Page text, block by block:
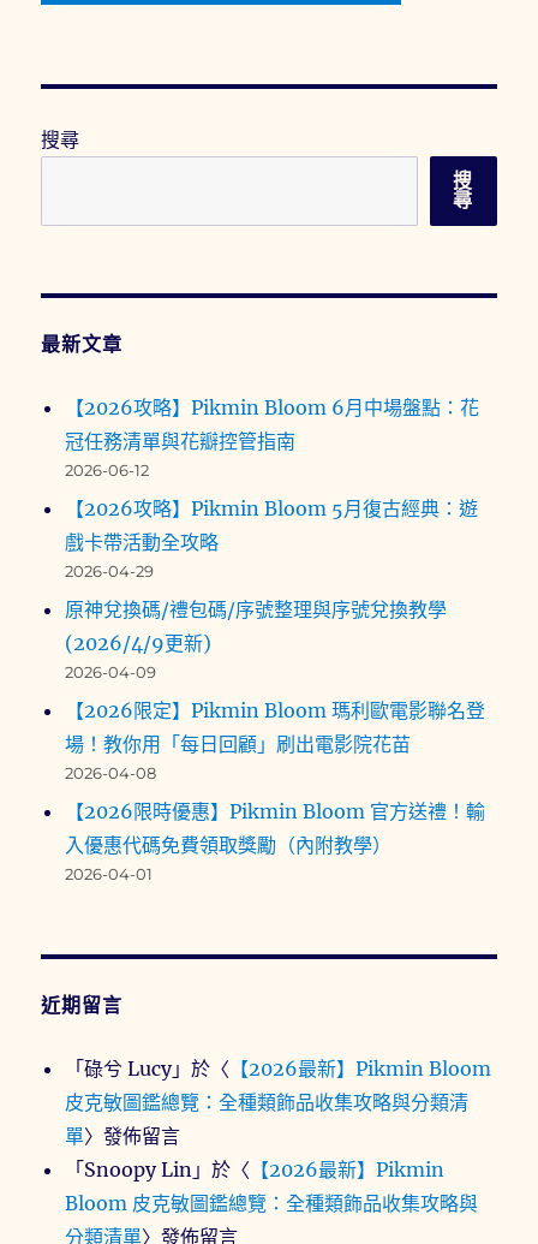
搜尋
搜
尋
最新文章
【2026攻略】Pikmin Bloom 6月中場盤點：花
冠任務清單與花瓣控管指南
2026-06-12
【2026攻略】Pikmin Bloom 5月復古經典：遊
戲卡帶活動全攻略
2026-04-29
原神兌換碼/禮包碼/序號整理與序號兌換教學
(2026/4/9更新)
2026-04-09
【2026限定】Pikmin Bloom 瑪利歐電影聯名登
場！教你用「每日回顧」刷出電影院花苗
2026-04-08
【2026限時優惠】Pikmin Bloom 官方送禮！輸
入優惠代碼免費領取獎勵（內附教學）
2026-04-01
近期留言
「碌兮 Lucy」於〈 【2026最新】Pikmin Bloom
皮克敏圖鑑總覽：全種類飾品收集攻略與分類清
單〉發佈留言
「Snoopy Lin 」於〈 【2026最新】Pikmin
Bloom 皮克敏圖鑑總覽：全種類飾品收集攻略與
分類清單〉發佈留言